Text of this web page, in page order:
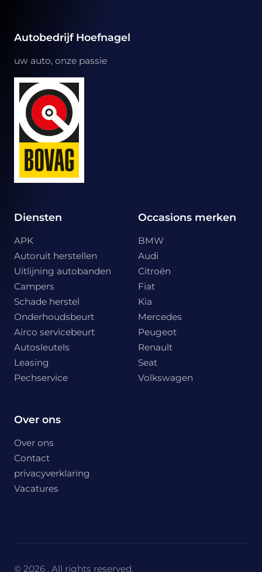
Autobedrijf Hoefnagel
uw auto, onze passie
Diensten
APK
Autoruit herstellen
Uitlijning autobanden
Campers
Schade herstel
Onderhoudsbeurt
Airco servicebeurt
Autosleutels
Leasing
Pechservice
Occasions merken
BMW
Audi
Citroën
Fiat
Kia
Mercedes
Peugeot
Renault
Seat
Volkswagen
Over ons
Over ons
Contact
privacyverklaring
Vacatures
© 2026 , All rights reserved.